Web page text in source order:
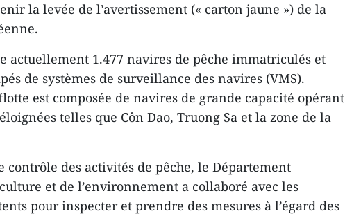
la levée de l’avertissement (« carton jaune ») de la
actuellement 1.477 navires de pêche immatriculés et
de systèmes de surveillance des navires (VMS).
est composée de navires de grande capacité opérant
telles que Côn Dao, Truong Sa et la zone de la
des activités de pêche, le Département
et de l’environnement a collaboré avec les
pour inspecter et prendre des mesures à l’égard des